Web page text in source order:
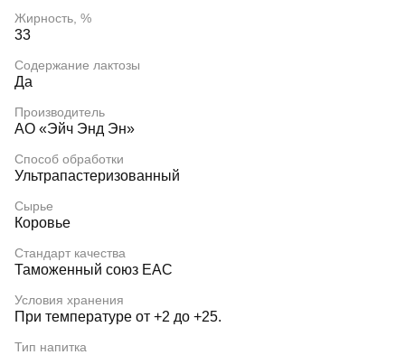
Жирность, %
33
Содержание лактозы
Да
Производитель
АО «Эйч Энд Эн»
Способ обработки
Ультрапастеризованный
Сырье
Коровье
Стандарт качества
Таможенный союз EAC
Условия хранения
При температуре от +2 до +25.
Тип напитка